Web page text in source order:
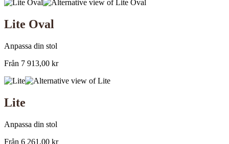
Lite Oval
Anpassa din stol
Från 7 913,00 kr
Lite
Anpassa din stol
Från 6 261,00 kr